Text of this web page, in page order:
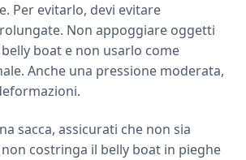
Per evitarlo, devi evitare
Non appoggiare oggetti
boat e non usarlo come
Anche una pressione moderata,
sacca, assicurati che non sia
costringa il belly boat in pieghe